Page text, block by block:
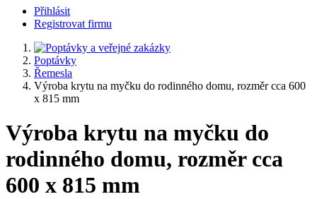
Přihlásit
Registrovat firmu
Poptávky
Řemesla
Výroba krytu na myčku do rodinného domu, rozměr cca 600
x 815 mm
Výroba krytu na myčku do
rodinného domu, rozměr cca
600 x 815 mm